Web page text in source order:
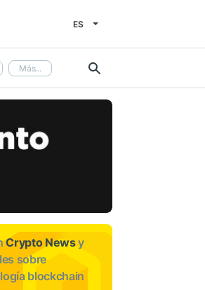
ES
Más...
Crypto Newsy
sobre
blockchain